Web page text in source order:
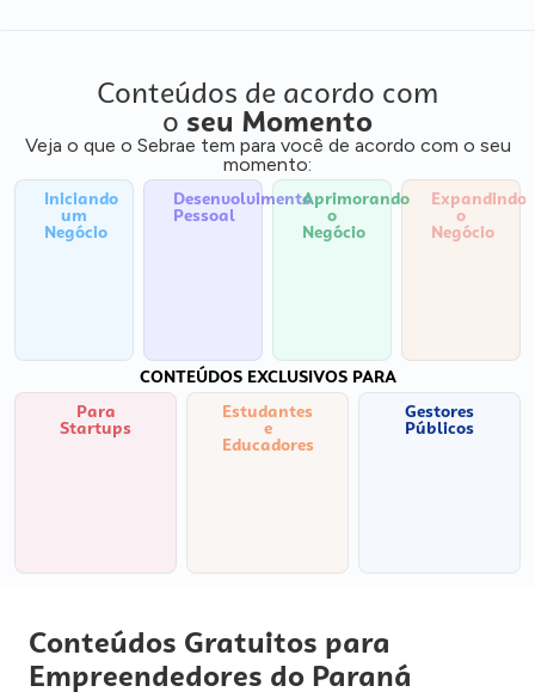
Conteúdos de acordo com
o seu Momento
Veja o que o Sebrae tem para você de acordo com o seu
momento:
Iniciando
um
Negócio
Desenvolvimento
Pessoal
Aprimorando
o
Negócio
Expandindo
o
Negócio
CONTEÚDOS EXCLUSIVOS PARA
Para
Startups
Estudantes
e
Educadores
Gestores
Públicos
Conteúdos Gratuitos para
Empreendedores do Paraná